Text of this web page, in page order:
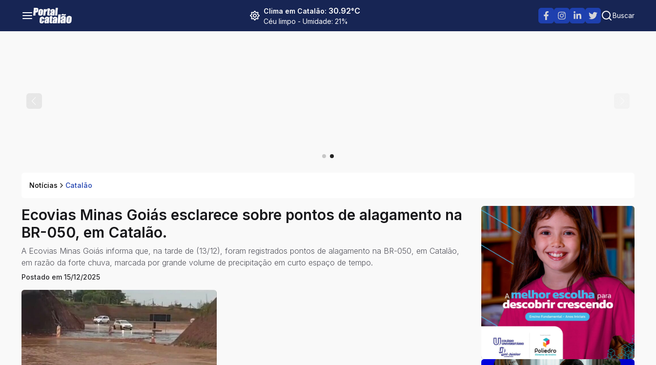
Clima em Catalão: 30.92°C
Céu limpo - Umidade: 21%
Buscar
Notícias Catalão
Ecovias Minas Goiás esclarece sobre pontos de alagamento na
BR-050, em Catalão.
A Ecovias Minas Goiás informa que, na tarde de (13/12), foram registrados pontos de alagamento na BR-050, em Catalão,
em razão da forte chuva, marcada por grande volume de precipitação em curto espaço de tempo.
Postado em 15/12/2025